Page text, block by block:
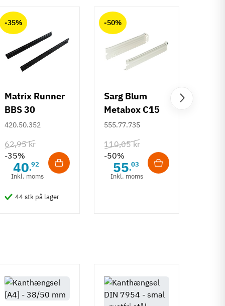
-35%
Matrix Runner
BBS 30
kugleudtræk -
420.50.352
62,95 kr
-35%
40,92
Inkl. moms
44 stk på lager
-50%
Sarg Blum
Metabox C15
320 M - højde
555.77.735
110,05 kr
-50%
55,03
Inkl. moms